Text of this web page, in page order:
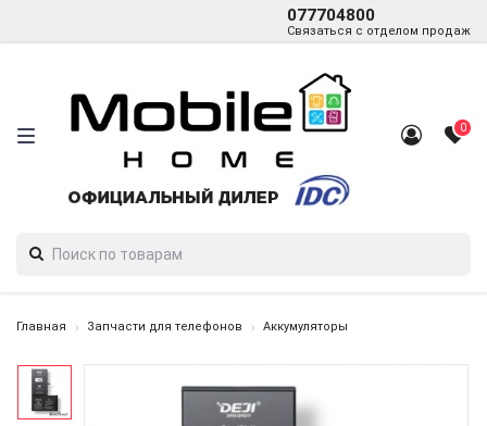
077704800
Связаться с отделом продаж
0
Главная Запчасти для телефонов Аккумуляторы